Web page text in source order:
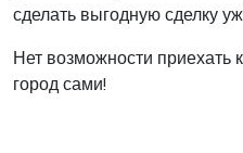
сделать выгодную сделку
Нет возможности
город сами!